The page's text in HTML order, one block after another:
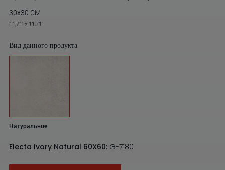
30x30 CM
11,71' x 11,71'
Вид данного продукта
Натуральное
Electa Ivory Natural 60X60: G-7180